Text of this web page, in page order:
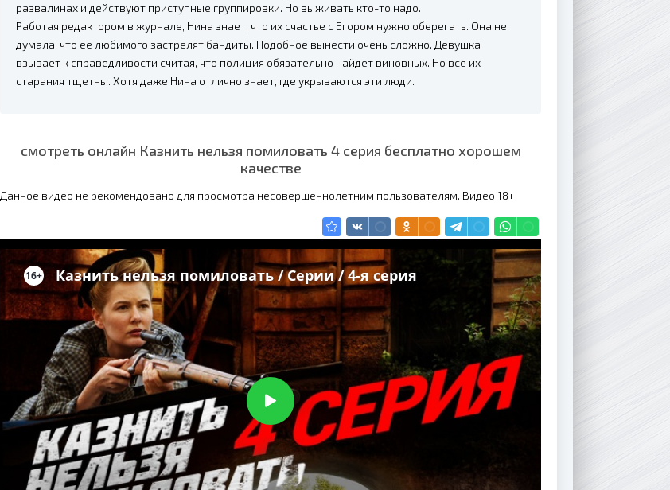
развалинах и действуют приступные группировки. Но выживать кто-то надо.
Работая редактором в журнале, Нина знает, что их счастье с Егором нужно оберегать. Она не
думала, что ее любимого застрелят бандиты. Подобное вынести очень сложно. Девушка
взывает к справедливости считая, что полиция обязательно найдет виновных. Но все их
старания тщетны. Хотя даже Нина отлично знает, где укрываются эти люди.
смотреть онлайн Казнить нельзя помиловать 4 серия бесплатно хорошем
качестве
Данное видео не рекомендовано для просмотра несовершеннолетним пользователям. Видео 18+